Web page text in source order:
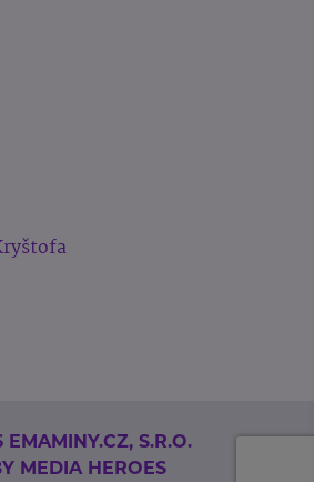
S.R.O.
MEDIA HEROES